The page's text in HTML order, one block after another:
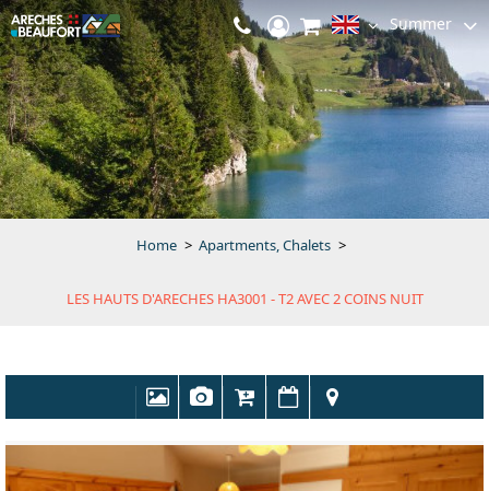
Summer
Home > Apartments, Chalets >
LES HAUTS D'ARECHES HA3001 - T2 AVEC 2 COINS NUIT